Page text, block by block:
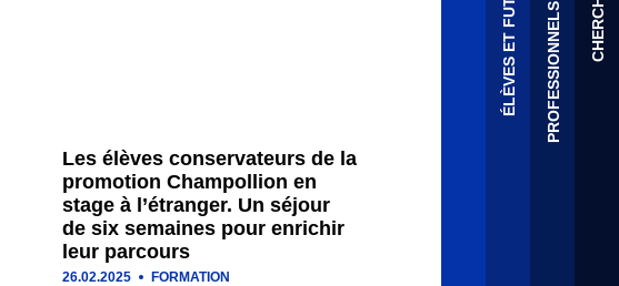
Les élèves conservateurs de la
promotion Champollion en
stage à l’étranger. Un séjour
de six semaines pour enrichir
leur parcours
26.02.2025 FORMATION